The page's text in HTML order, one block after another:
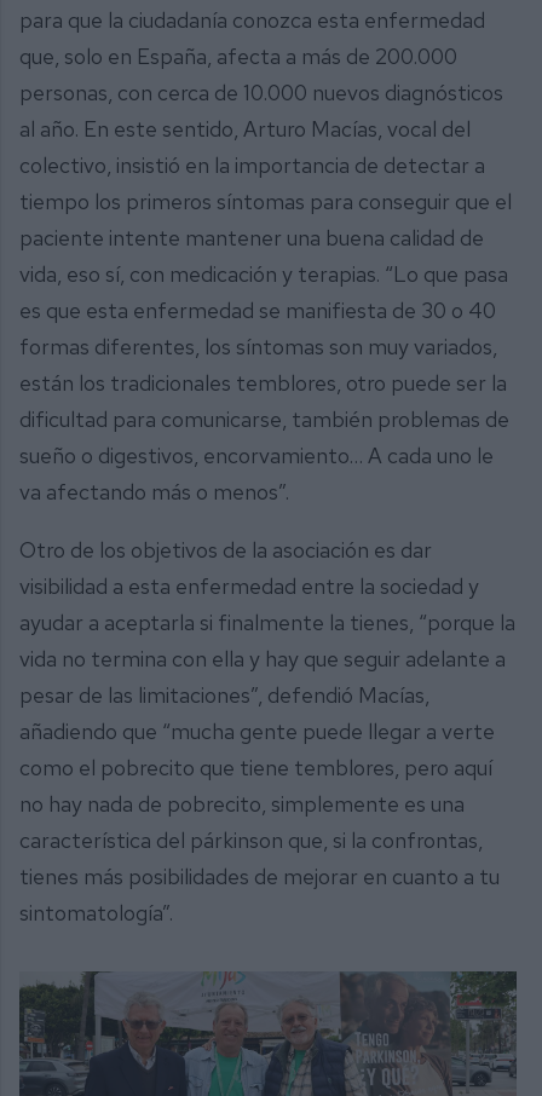
para que la ciudadanía conozca esta enfermedad
que, solo en España, afecta a más de 200.000
personas, con cerca de 10.000 nuevos diagnósticos
al año. En este sentido, Arturo Macías, vocal del
colectivo, insistió en la importancia de detectar a
tiempo los primeros síntomas para conseguir que el
paciente intente mantener una buena calidad de
vida, eso sí, con medicación y terapias. “Lo que pasa
es que esta enfermedad se manifiesta de 30 o 40
formas diferentes, los síntomas son muy variados,
están los tradicionales temblores, otro puede ser la
dificultad para comunicarse, también problemas de
sueño o digestivos, encorvamiento… A cada uno le
va afectando más o menos”.
Otro de los objetivos de la asociación es dar
visibilidad a esta enfermedad entre la sociedad y
ayudar a aceptarla si finalmente la tienes, “porque la
vida no termina con ella y hay que seguir adelante a
pesar de las limitaciones”, defendió Macías,
añadiendo que “mucha gente puede llegar a verte
como el pobrecito que tiene temblores, pero aquí
no hay nada de pobrecito, simplemente es una
característica del párkinson que, si la confrontas,
tienes más posibilidades de mejorar en cuanto a tu
sintomatología”.